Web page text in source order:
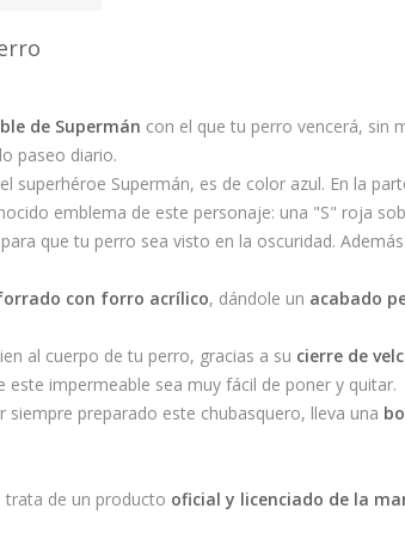
de Supermán con el que tu perro vencerá, sin
paseo diario.
superhéroe Supermán, es de color azul. En la
emblema de este personaje: una "S" roja
para que tu perro sea visto en la oscuridad.
con forro acrílico, dándole un acabado
al cuerpo de tu perro, gracias a su cierre de
impermeable sea muy fácil de poner y quitar.
preparado este chubasquero, lleva una
trata de un producto oficial y licenciado de la